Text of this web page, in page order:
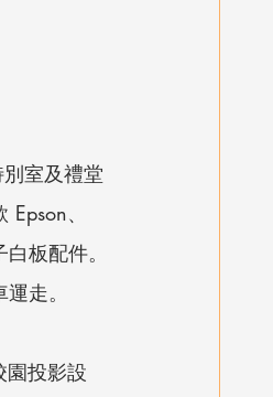
室及禮堂
、
板配件。
走。
園投影設